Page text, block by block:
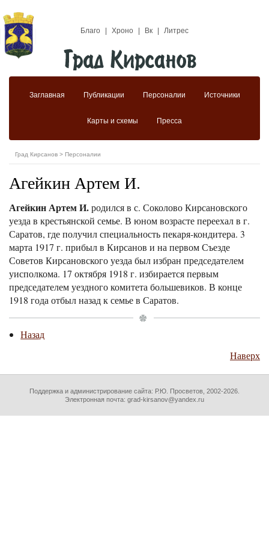
Благо Хроно Вк Литрес
Заглавная Публикации Персоналии Источники
Карты и схемы Пресса
Град Кирсанов > Персоналии
Агейкин Артем И.
Агейкин Артем И.родился в с. Соколово Кирсановского
уезда в крестьянской семье. В юном возрасте переехал в г.
Саратов, где получил специальность пекаря-кондитера. 3
марта 1917 г. прибыл в Кирсанов и на первом Съезде
Советов Кирсановского уезда был избран председателем
уисполкома. 17 октября 1918 г. избирается первым
председателем уездного комитета большевиков. В конце
1918 года отбыл назад к семье в Саратов.
Назад
Наверх
Поддержка и администрирование сайта: Р.Ю. Просветов , 2002-2026.
Электронная почта: grad-kirsanov@yandex.ru